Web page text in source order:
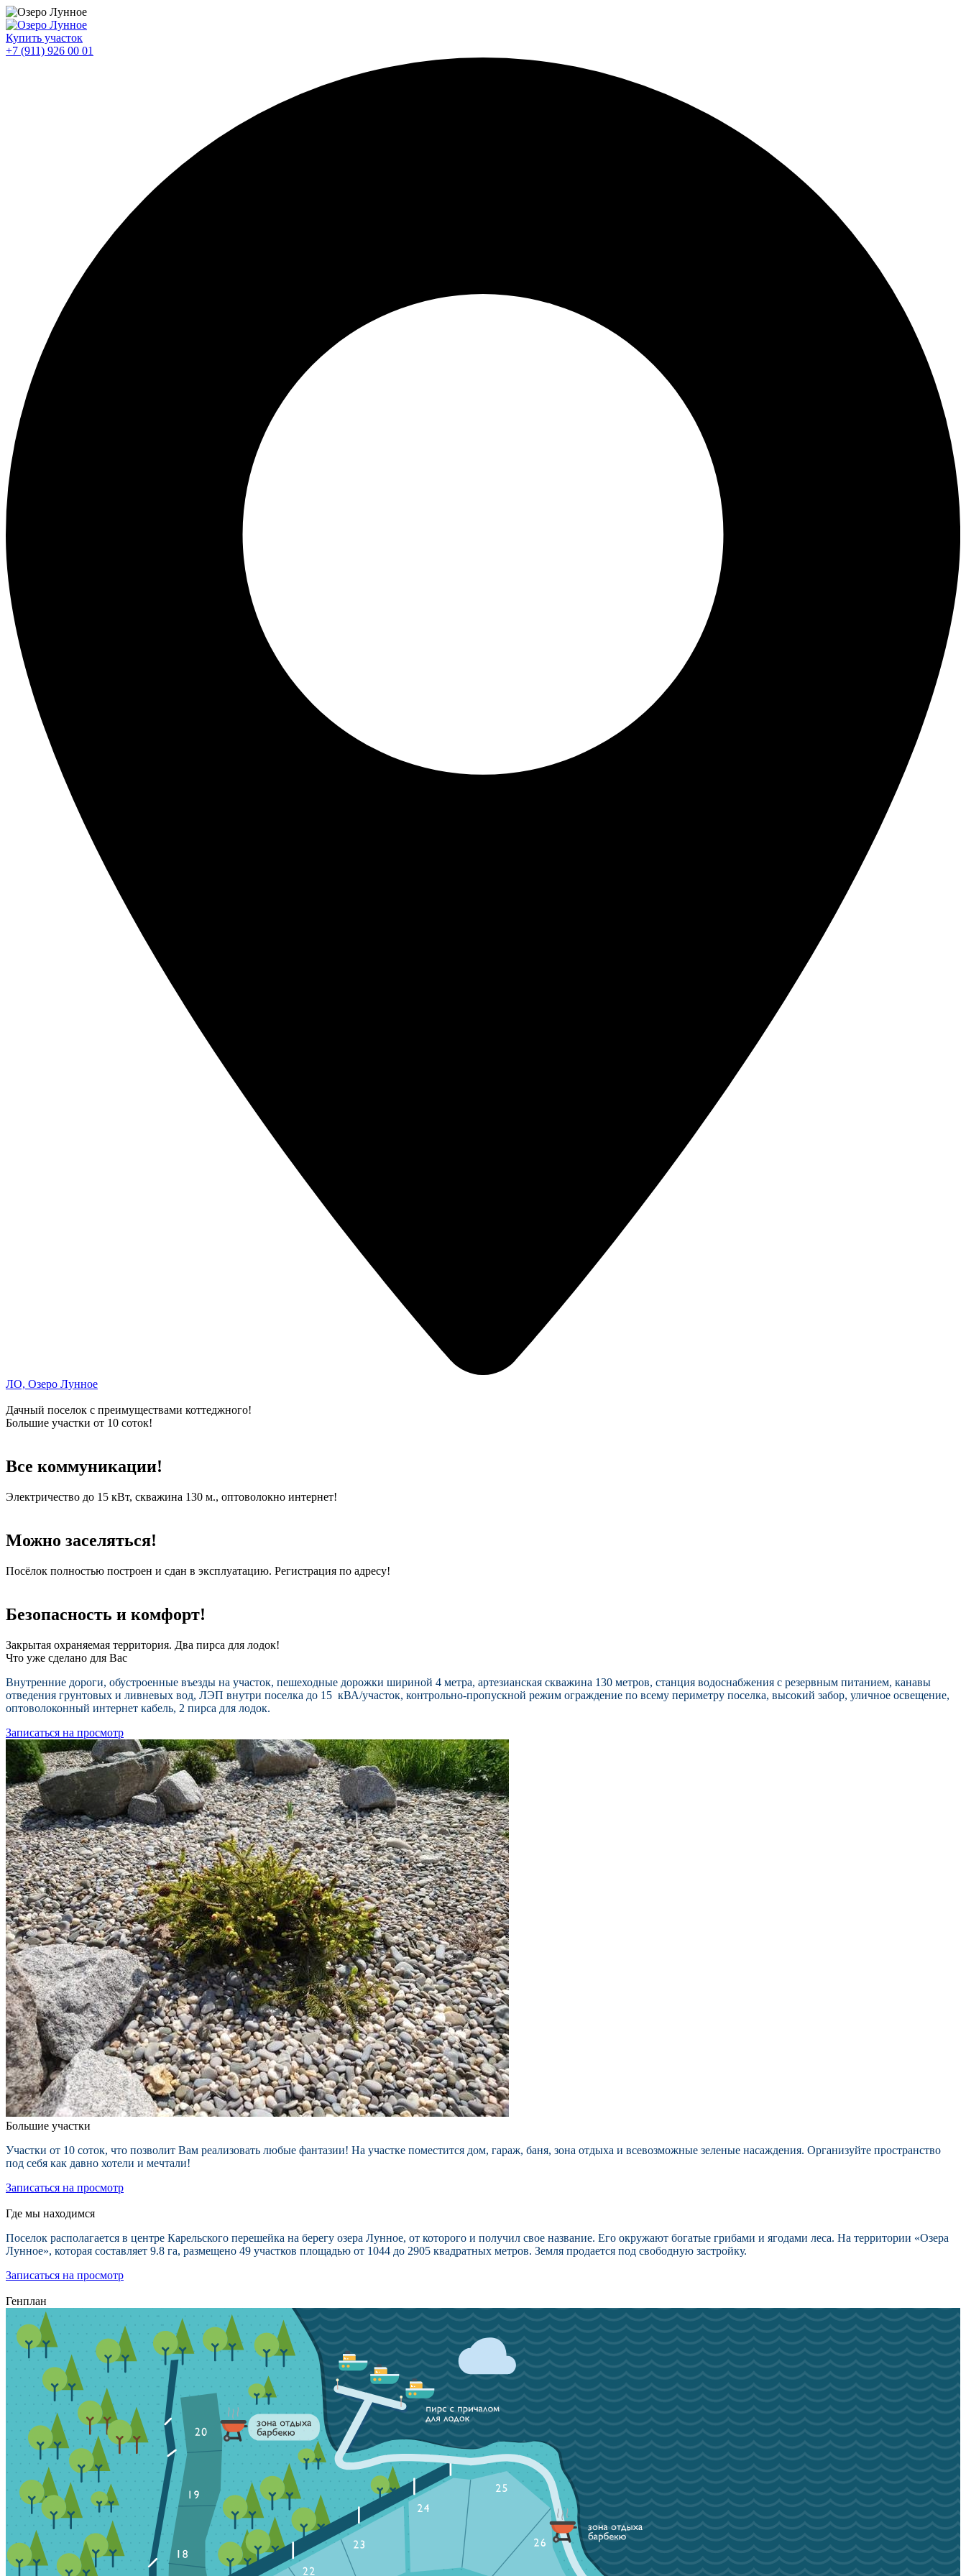
Купить участок
+7 (911) 926 00 01
ЛО, Озеро Лунное
Дачный поселок с преимуществами коттеджного!
Большие участки от 10 соток!
Все коммуникации!
Электричество до 15 кВт, скважина 130 м., оптоволокно интернет!
Можно заселяться!
Посёлок полностью построен и сдан в эксплуатацию. Регистрация по адресу!
Безопасность и комфорт!
Закрытая охраняемая территория. Два пирса для лодок!
Что уже сделано для Вас
Внутренние дороги, обустроенные въезды на участок, пешеходные дорожки шириной 4 метра, артезианская скважина 130 метров, станция водоснабжения с резервным питанием, канавы
отведения грунтовых и ливневых вод, ЛЭП внутри поселка до 15 кВА/участок, контрольно-пропускной режим ограждение по всему периметру поселка, высокий забор, уличное освещение,
оптоволоконный интернет кабель, 2 пирса для лодок.
Записаться на просмотр
Большие участки
Участки от 10 соток, что позволит Вам реализовать любые фантазии! На участке поместится дом, гараж, баня, зона отдыха и всевозможные зеленые насаждения. Организуйте пространство
под себя как давно хотели и мечтали!
Записаться на просмотр
Где мы находимся
Поселок располагается в центре Карельского перешейка на берегу озера Лунное, от которого и получил свое название. Его окружают богатые грибами и ягодами леса. На территории «Озера
Лунное», которая составляет 9.8 га, размещено 49 участков площадью от 1044 до 2905 квадратных метров. Земля продается под свободную застройку.
Записаться на просмотр
Генплан